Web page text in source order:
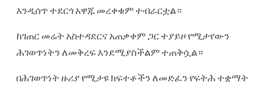
እንዲሰጥ ተደርጎ አዋጁ መረቀቁም ተብራርቷል።
ከገጠር መሬት አስተዳደርና አጠቃቀም ጋር ተያይዞ የሚታየውን
ሕገወጥነትን ለመቅረፍ እንደሚያስችልም ተጠቅሷል።
በሕገወጥነት ዙሪያ የሚታዩ ክፍተቶችን ለመድፈን የፍትሕ ተቋማት